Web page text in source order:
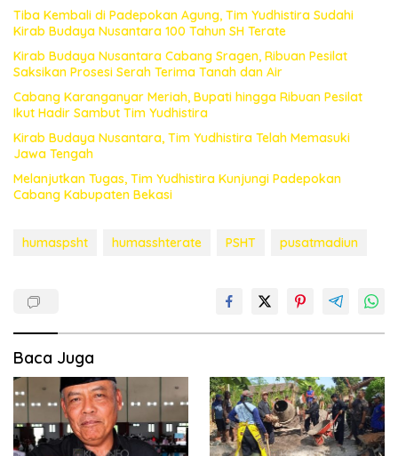
Tiba Kembali di Padepokan Agung, Tim Yudhistira Sudahi
Kirab Budaya Nusantara 100 Tahun SH Terate
Kirab Budaya Nusantara Cabang Sragen, Ribuan Pesilat
Saksikan Prosesi Serah Terima Tanah dan Air
Cabang Karanganyar Meriah, Bupati hingga Ribuan Pesilat
Ikut Hadir Sambut Tim Yudhistira
Kirab Budaya Nusantara, Tim Yudhistira Telah Memasuki
Jawa Tengah
Melanjutkan Tugas, Tim Yudhistira Kunjungi Padepokan
Cabang Kabupaten Bekasi
humaspsht humasshterate PSHT pusatmadiun
Baca Juga